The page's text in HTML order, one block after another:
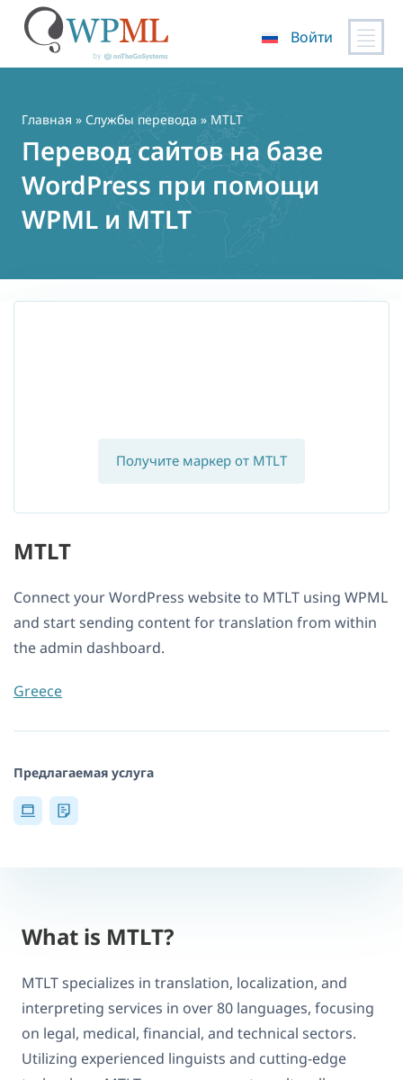
содержимому
Войти
Главная » Службы перевода » MTLT
Перевод сайтов на базе
WordPress при помощи
WPML и MTLT
Получите маркер от MTLT
MTLT
Connect your WordPress website to MTLT using WPML
and start sending content for translation from within
the admin dashboard.
Greece
Предлагаемая услуга
What is MTLT?
MTLT specializes in translation, localization, and
interpreting services in over 80 languages, focusing
on legal, medical, financial, and technical sectors.
Utilizing experienced linguists and cutting-edge